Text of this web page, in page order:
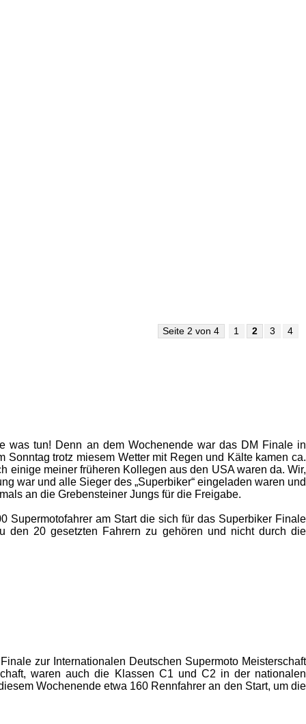
Seite 2 von 4 1 2 3 4
tun! Denn an dem Wochenende war das DM Finale in
trotz miesem Wetter mit Regen und Kälte kamen ca.
einige meiner früheren Kollegen aus den USA waren da. Wir,
war und alle Sieger des „Superbiker“ eingeladen waren und
an die Grebensteiner Jungs für die Freigabe.
Supermotofahrer am Start die sich für das Superbiker Finale
den 20 gesetzten Fahrern zu gehören und nicht durch die
zur Internationalen Deutschen Supermoto Meisterschaft
waren auch die Klassen C1 und C2 in der nationalen
Wochenende etwa 160 Rennfahrer an den Start, um die